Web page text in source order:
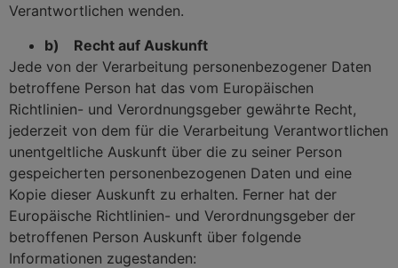
Verantwortlichen wenden.
b) Recht auf Auskunft
Jede von der Verarbeitung personenbezogener Daten
betroffene Person hat das vom Europäischen
Richtlinien- und Verordnungsgeber gewährte Recht,
jederzeit von dem für die Verarbeitung Verantwortlichen
unentgeltliche Auskunft über die zu seiner Person
gespeicherten personenbezogenen Daten und eine
Kopie dieser Auskunft zu erhalten. Ferner hat der
Europäische Richtlinien- und Verordnungsgeber der
betroffenen Person Auskunft über folgende
Informationen zugestanden: